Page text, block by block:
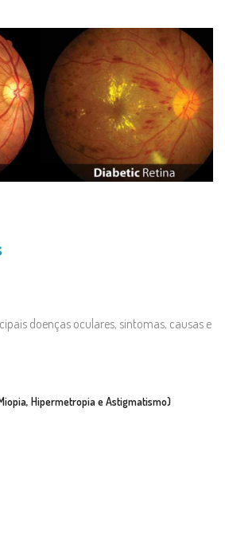
doenças oculares, sintomas, causas e
Hipermetropia e Astigmatismo)